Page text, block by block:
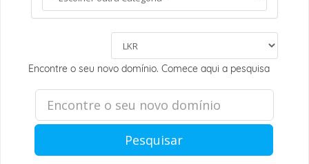
Encontre o seu novo domínio. Comece aqui a pesquisa
Pesquisar